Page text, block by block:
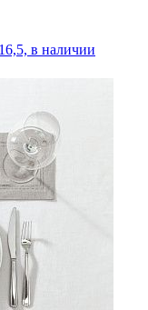
в наличии